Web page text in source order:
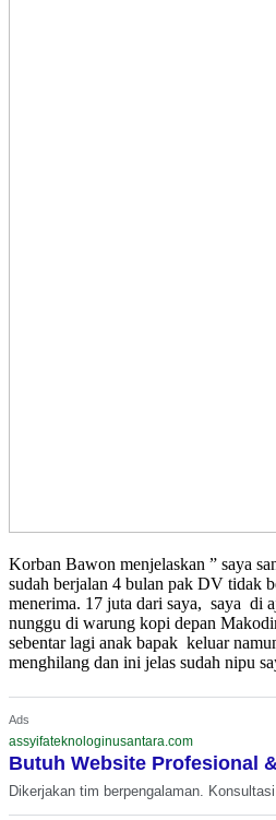
Korban Bawon menjelaskan ” saya
sudah berjalan 4 bulan pak DV tidak
menerima. 17 juta dari saya, saya di
nunggu di warung kopi depan
sebentar lagi anak bapak keluar
menghilang dan ini jelas sudah nipu
Ads
assyifateknologinusantara.com
Butuh Website Profesional
Dikerjakan tim berpengalaman.